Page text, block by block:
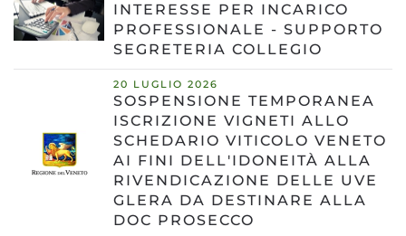
INTERESSE PER INCARICO
PROFESSIONALE - SUPPORTO
SEGRETERIA COLLEGIO
20 LUGLIO 2026
SOSPENSIONE TEMPORANEA
ISCRIZIONE VIGNETI ALLO
SCHEDARIO VITICOLO VENETO
AI FINI DELL'IDONEITÀ ALLA
RIVENDICAZIONE DELLE UVE
GLERA DA DESTINARE ALLA
DOC PROSECCO